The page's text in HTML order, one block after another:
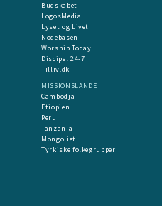
Budskabet
LogosMedia
Lyset og Livet
Nodebasen
Worship Today
Discipel 24-7
Tilliv.dk
MISSIONSLANDE
Cambodja
Etiopien
Peru
Tanzania
Mongoliet
Tyrkiske folkegrupper